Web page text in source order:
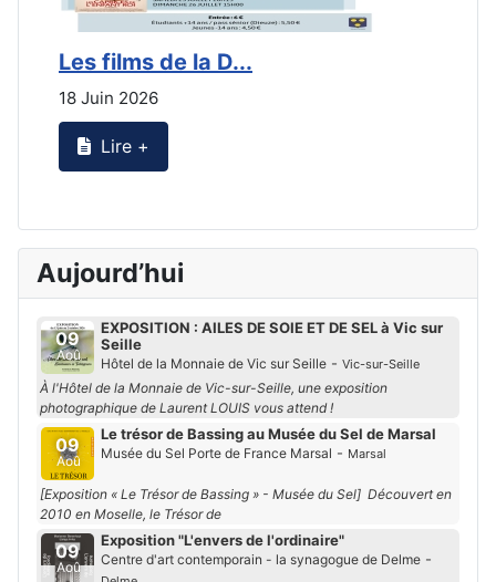
Les films de la D...
18 Juin 2026
Lire +
Aujourd’hui
09
Aoû
EXPOSITION : AILES DE SOIE ET DE SEL à Vic sur
Seille
Hôtel de la Monnaie de Vic sur Seille - Vic-sur-Seille
À l'Hôtel de la Monnaie de Vic-sur-Seille, une exposition
photographique de Laurent LOUIS vous attend !
09
Aoû
Le trésor de Bassing au Musée du Sel de Marsal
Musée du Sel Porte de France Marsal - Marsal
[Exposition « Le Trésor de Bassing » - Musée du Sel] Découvert en
2010 en Moselle, le Trésor de
09
Aoû
Exposition "L'envers de l'ordinaire"
Centre d'art contemporain - la synagogue de Delme -